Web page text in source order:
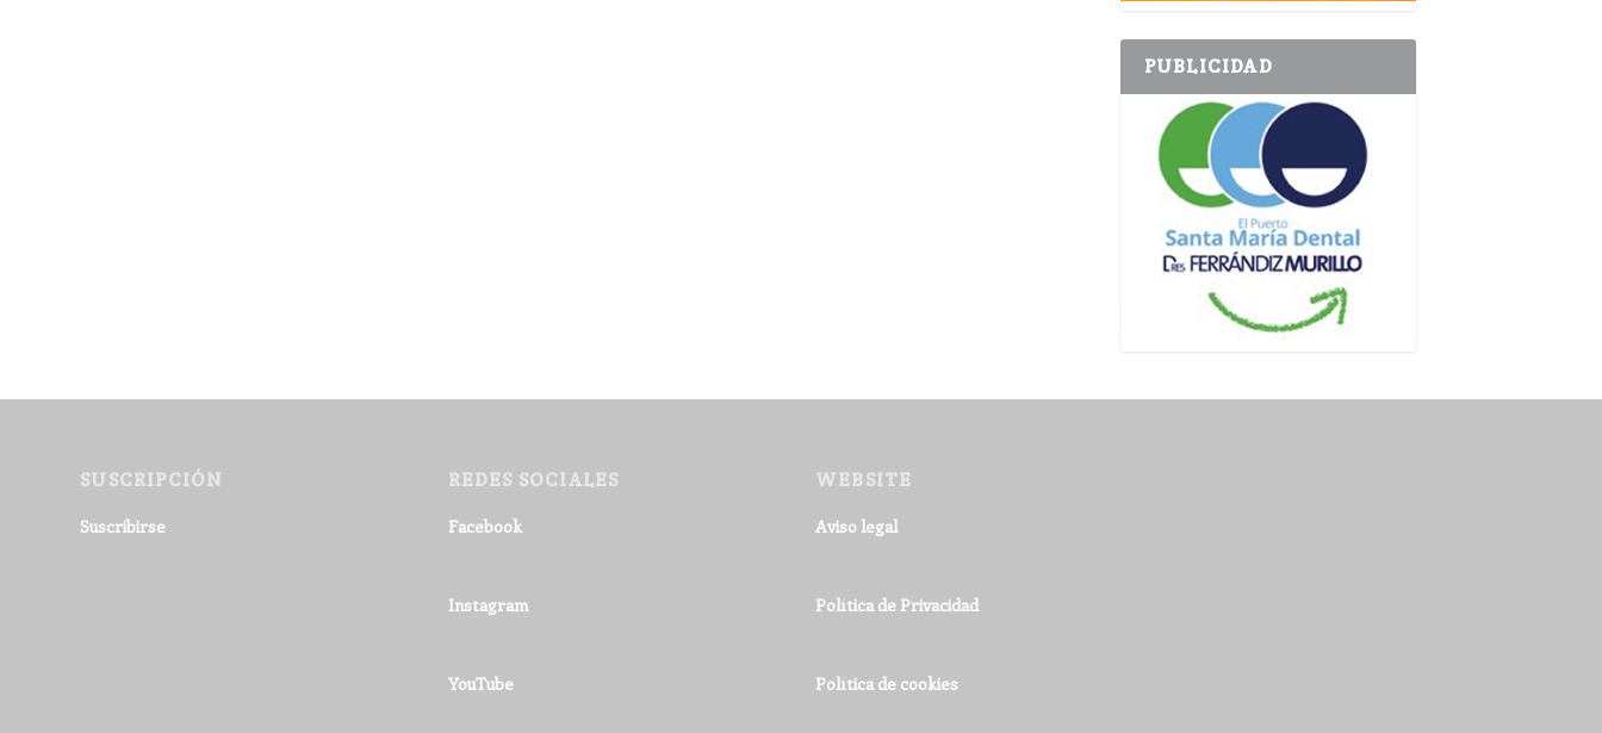
PUBLICIDAD
SUSCRIPCIÓN
Suscribirse
REDES SOCIALES
Facebook
Instagram
YouTube
WEBSITE
Aviso legal
Política de Privacidad
Política de cookies